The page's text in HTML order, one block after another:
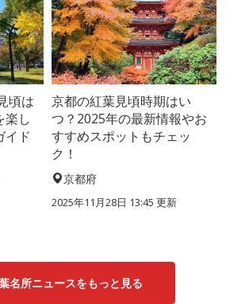
頃は
楽し
イド
京都の紅葉見頃時期はい
つ？2025年の最新情報やお
すすめスポットもチェッ
ク！
京都府
2025年11月28日 13:45 更新
名所ニュースをもっと見る